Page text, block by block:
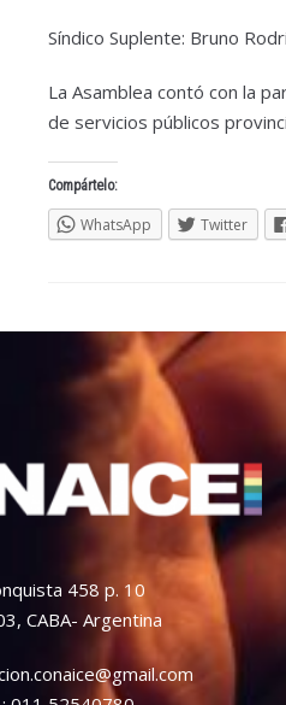
Síndico Suplente: Bruno
La Asamblea contó con la
de servicios públicos
Compártelo:
WhatsApp Twitter
458 p. 10
CABA- Argentina